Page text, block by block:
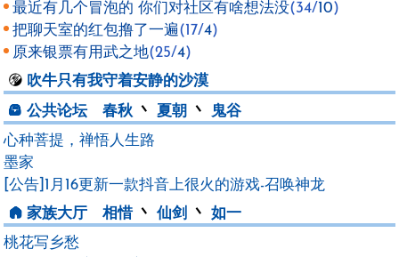
最近有几个冒泡的 你们对社区有啥想法没(34/10)
把聊天室的红包撸了一遍(17/4)
原来银票有用武之地(25/4)
吹牛只有我守着安静的沙漠
公共论坛
春秋 丶 夏朝 丶
鬼谷
心种菩提，禅悟人生路
墨家
[公告]1月16更新一款抖音上很火的游戏-召唤神龙
家族大厅
相惜丶 仙剑 丶 如一
桃花写乡愁